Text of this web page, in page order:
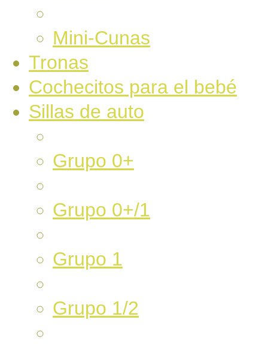
Mini-Cunas
Tronas
Cochecitos para el bebé
Sillas de auto
Grupo 0+
Grupo 0+/1
Grupo 1
Grupo 1/2